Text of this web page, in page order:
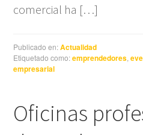
comercial ha […]
Publicado en:Actualidad
Etiquetado como:emprendedores ,
empresarial
Oficinas